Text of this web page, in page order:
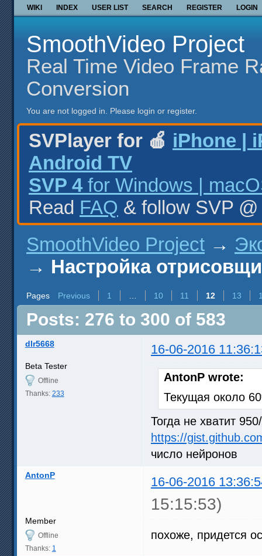
WIKI INDEX USER LIST SEARCH REGISTER LOGIN
SmoothVideo Project
Real Time Video Frame
Conversion
You are not logged in. Please login or register.
SVPlayer for 🍎 iPhone |
Android TV
SVP 4 for Windows |
Read FAQ & follow SVP
SmoothVideo Project →
→ Настройка
Pages Previous 1 10 11 12 13
Posts: 276 to 300 of 583
dlr5668 16-06-2016
Beta Tester
Offline
Thanks: 233
AntonP wrote:
Текущая около
Тогда не хватит
https://
число нейронов
AntonP 16-06-2016
15:15:53)
Member
Offline
Thanks: 1
похоже, придется